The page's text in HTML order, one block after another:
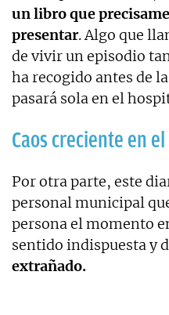
un libro que
presentar. Algo que
de vivir un episodio
ha recogido antes de
pasará sola en el
Caos creciente en
Por otra parte, este
personal municipal
persona el momento
sentido indispuesta y
extrañado.